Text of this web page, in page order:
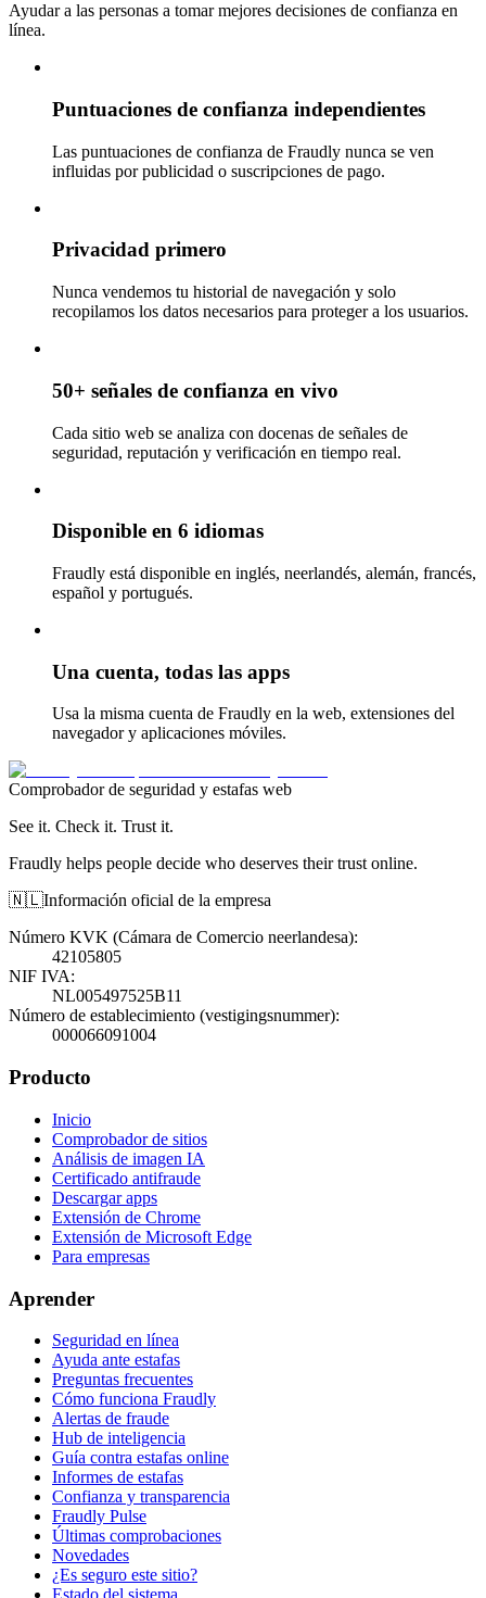
Ayudar a las personas a tomar mejores decisiones de confianza en
línea.
Puntuaciones de confianza independientes
Las puntuaciones de confianza de Fraudly nunca se ven
influidas por publicidad o suscripciones de pago.
Privacidad primero
Nunca vendemos tu historial de navegación y solo
recopilamos los datos necesarios para proteger a los usuarios.
50+ señales de confianza en vivo
Cada sitio web se analiza con docenas de señales de
seguridad, reputación y verificación en tiempo real.
Disponible en 6 idiomas
Fraudly está disponible en inglés, neerlandés, alemán, francés,
español y portugués.
Una cuenta, todas las apps
Usa la misma cuenta de Fraudly en la web, extensiones del
navegador y aplicaciones móviles.
Comprobador de seguridad y estafas web
See it. Check it. Trust it.
Fraudly helps people decide who deserves their trust online.
🇳🇱Información oficial de la empresa
Número KVK (Cámara de Comercio neerlandesa):
42105805
NIF IVA:
NL005497525B11
Número de establecimiento (vestigingsnummer):
000066091004
Producto
Inicio
Comprobador de sitios
Análisis de imagen IA
Certificado antifraude
Descargar apps
Extensión de Chrome
Extensión de Microsoft Edge
Para empresas
Aprender
Seguridad en línea
Ayuda ante estafas
Preguntas frecuentes
Cómo funciona Fraudly
Alertas de fraude
Hub de inteligencia
Guía contra estafas online
Informes de estafas
Confianza y transparencia
Fraudly Pulse
Últimas comprobaciones
Novedades
¿Es seguro este sitio?